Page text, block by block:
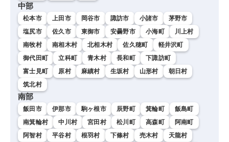
中部
松本市 上田市 岡谷市 諏訪市 小諸市
茅野市
塩尻市
佐久市 東御市 安曇野市 小海町
川上村
南牧村
南相木村 北相木村 佐久穂町
軽井沢町
御代田町
立科町 青木村 長和町
下諏訪町
富士見町
原村 麻績村 生坂村 山形村
朝日村
筑北村
南部
飯田市 伊那市 駒ヶ根市 辰野町 箕輪町
飯島町
南箕輪村
中川村 宮田村 松川町 高森町
阿南町
阿智村
平谷村 根羽村 下條村 売木村
天龍村